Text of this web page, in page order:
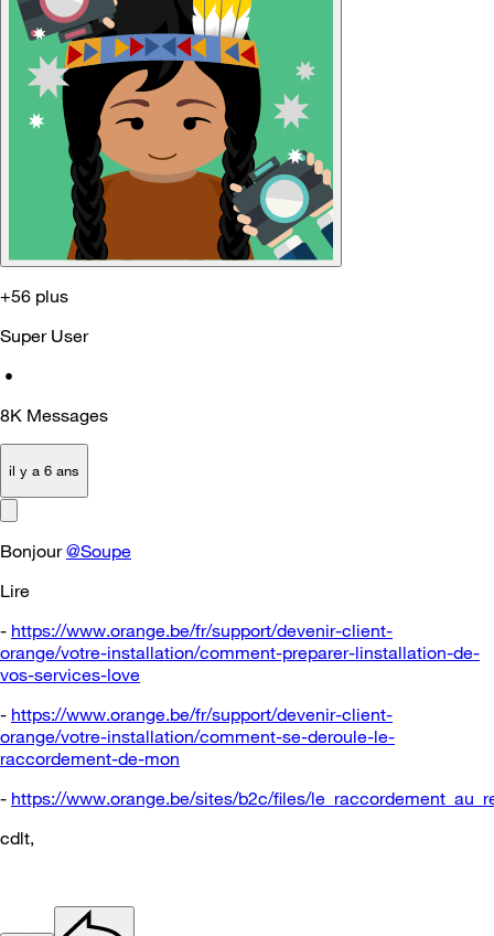
+56 plus
Super User
•
8K Messages
il y a 6 ans
Bonjour@Soupe
Lire
- https://www.orange.be/fr/support/devenir-client-
orange/votre-installation/comment-preparer-linstallation-de-
vos-services-love
- https://www.orange.be/fr/support/devenir-client-
orange/votre-installation/comment-se-deroule-le-
raccordement-de-mon
- https://www.orange.be/sites/b2c/files/
cdlt,